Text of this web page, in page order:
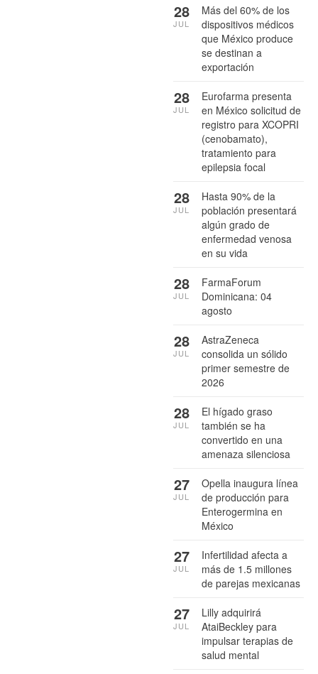
Más del 60% de los
dispositivos médicos
que México produce
se destinan a
exportación
28
JUL
Eurofarma presenta
en México solicitud de
registro para XCOPRI
(cenobamato),
tratamiento para
epilepsia focal
28
JUL
Hasta 90% de la
población presentará
algún grado de
enfermedad venosa
en su vida
28
JUL
FarmaForum
Dominicana: 04
agosto
28
JUL
AstraZeneca
consolida un sólido
primer semestre de
2026
28
JUL
El hígado graso
también se ha
convertido en una
amenaza silenciosa
28
JUL
Opella inaugura línea
de producción para
Enterogermina en
México
27
JUL
Infertilidad afecta a
más de 1.5 millones
de parejas mexicanas
27
JUL
Lilly adquirirá
AtaiBeckley para
impulsar terapias de
salud mental
27
JUL